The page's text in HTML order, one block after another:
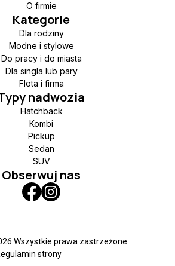
O firmie
Kategorie
Dla rodziny
Modne i stylowe
Do pracy i do miasta
Dla singla lub pary
Flota i firma
nadwozia
Hatchback
Kombi
Pickup
Sedan
SUV
Obserwuj nas
Wszystkie prawa zastrzeżone.
strony